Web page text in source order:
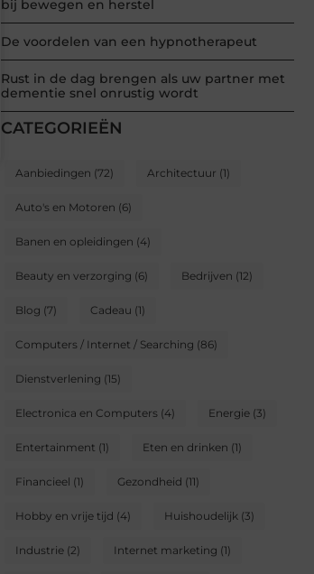
bij bewegen en herstel
De voordelen van een hypnotherapeut
Rust in de dag brengen als uw partner met
dementie snel onrustig wordt
CATEGORIEËN
Aanbiedingen (72) Architectuur (1)
Auto's en Motoren (6)
Banen en opleidingen (4)
Beauty en verzorging (6) Bedrijven (12)
Blog (7) Cadeau (1)
Computers / Internet / Searching (86)
Dienstverlening (15)
Electronica en Computers (4) Energie (3)
Entertainment (1) Eten en drinken (1)
Financieel (1) Gezondheid (11)
Hobby en vrije tijd (4) Huishoudelijk (3)
Industrie (2) Internet marketing (1)